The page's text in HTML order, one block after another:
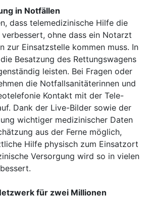
in Notfällen
dass telemedizinische Hilfe die
ohne dass ein Notarzt
zur Einsatzstelle kommen muss. In
Besatzung des Rettungswagens
leisten. Bei Fragen oder
die Notfallsanitäterinnen und
Kontakt mit der Tele-
Dank der Live-Bilder sowie der
wichtiger medizinischer Daten
aus der Ferne möglich,
Hilfe physisch zum Einsatzort
Versorgung wird so in vielen
für zwei Millionen